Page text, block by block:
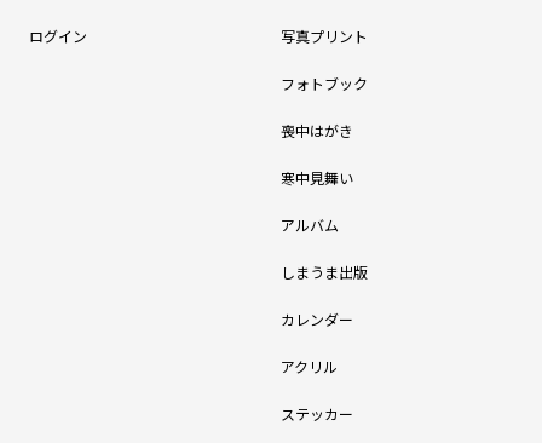
ログイン 写真プリント
フォトブック
喪中はがき
寒中見舞い
アルバム
しまうま出版
カレンダー
アクリル
ステッカー